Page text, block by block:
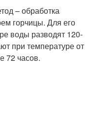
– обработка
горчицы. Для его
воды разводят 120-
при температуре от
72 часов.